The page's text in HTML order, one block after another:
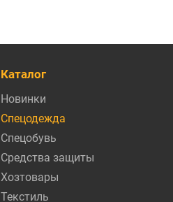
Каталог
Новинки
Спецодежда
Спецобувь
Средства защиты
Хозтовары
Текстиль